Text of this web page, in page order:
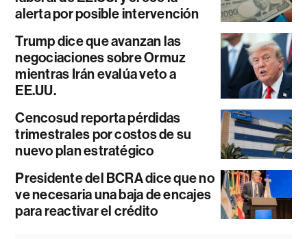
alerta por posible intervención
Trump dice que avanzan las
negociaciones sobre Ormuz
mientras Irán evalúa veto a
EE.UU.
Cencosud reporta pérdidas
trimestrales por costos de su
nuevo plan estratégico
Presidente del BCRA dice que no
ve necesaria una baja de encajes
para reactivar el crédito